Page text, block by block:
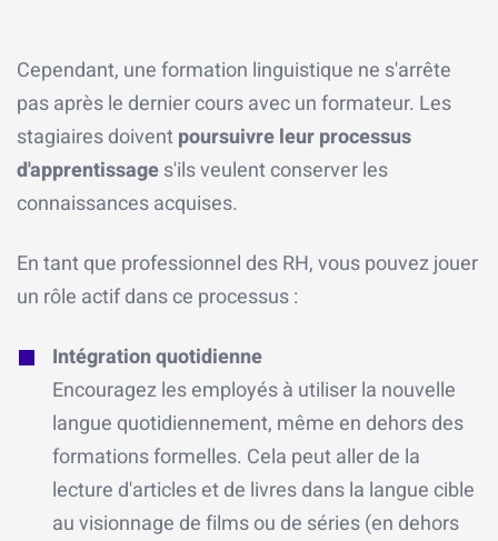
Cependant, une formation linguistique ne s'arrête
pas après le dernier cours avec un formateur. Les
stagiaires doiventpoursuivre leur processus
d'apprentissages'ils veulent conserver les
connaissances acquises.
En tant que professionnel des RH, vous pouvez jouer
un rôle actif dans ce processus :
Intégration quotidienne
Encouragez les employés à utiliser la nouvelle
langue quotidiennement, même en dehors des
formations formelles. Cela peut aller de la
lecture d'articles et de livres dans la langue cible
au visionnage de films ou de séries (en dehors